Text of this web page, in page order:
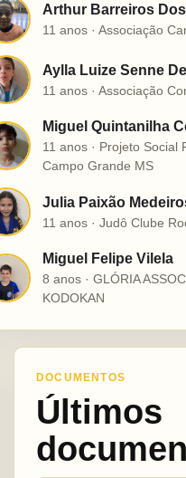
Arthur Barreiros
11 anos · Associação
Aylla Luize Senne
11 anos · Associação
Miguel Quintanilha
11 anos · Projeto Social
Campo Grande MS
J Julia Paixão
11 anos · Judô Clube
Miguel Felipe Vilela
8 anos · GLÓRIA
KODOKAN
DOCUMENTOS
Últimos